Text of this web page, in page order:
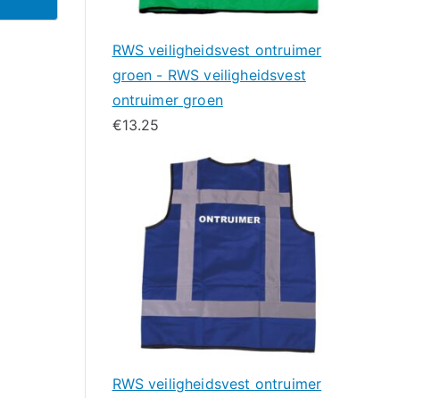
RWS veiligheidsvest ontruimer
groen - RWS veiligheidsvest
ontruimer groen
€13.25
RWS veiligheidsvest ontruimer